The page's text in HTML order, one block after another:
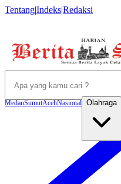
Tentang|Indeks|Redaksi
MedanSumutAcehNasional Olahraga